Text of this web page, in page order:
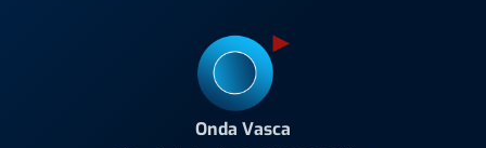
Onda Vasca